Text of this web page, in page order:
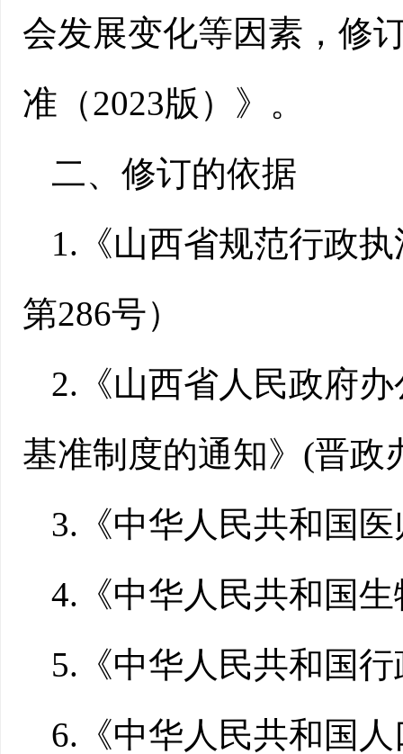
会发展变化等因素，修
准（2023版）》。
二、修订的依据
1.《山西省规范行政
第286号）
2.《山西省人民政府
基准制度的通知》(晋政
3.《中华人民共和国
4.《中华人民共和国
5.《中华人民共和国
6.《中华人民共和国